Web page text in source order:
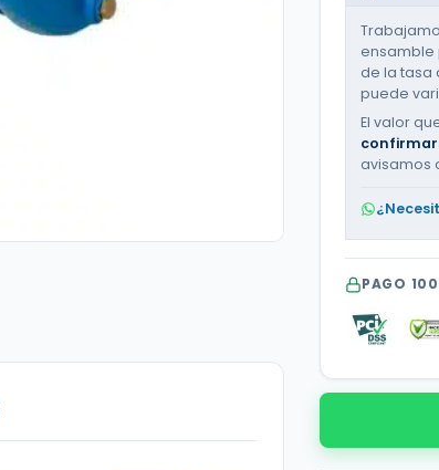
ensamble
de la tasa
puede
El valor
avisamos
PAGO